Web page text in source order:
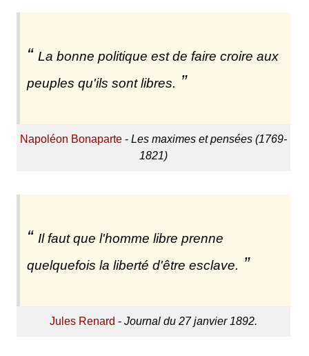
La bonne politique est de faire croire aux
peuples qu'ils sont libres.
Napoléon Bonaparte- Les maximes et pensées (1769-
1821)
Il faut que l'homme libre prenne
quelquefois la liberté d'être esclave.
Jules Renard - Journal du 27 janvier 1892.